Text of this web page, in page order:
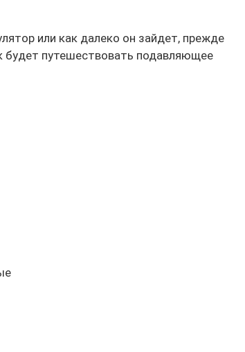
или как далеко он зайдет, прежде
будет путешествовать подавляющее